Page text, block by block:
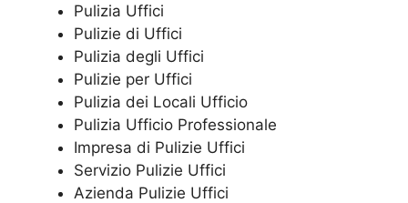
Pulizia Uffici
Pulizie di Uffici
Pulizia degli Uffici
Pulizie per Uffici
Pulizia dei Locali Ufficio
Pulizia Ufficio Professionale
Impresa di Pulizie Uffici
Servizio Pulizie Uffici
Azienda Pulizie Uffici